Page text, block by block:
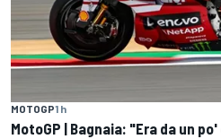
MOTOGP1 h
MotoGP | Bagnaia: "Era da un